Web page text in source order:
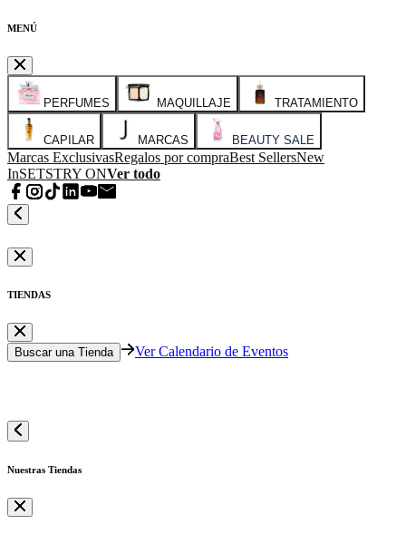
MENÚ
PERFUMES MAQUILLAJE TRATAMIENTO
CAPILAR MARCAS BEAUTY SALE
Marcas ExclusivasRegalos por compraBest SellersNew
InSETSTRY ONVer todo
TIENDAS
Buscar una Tienda Ver Calendario de Eventos
Nuestras Tiendas